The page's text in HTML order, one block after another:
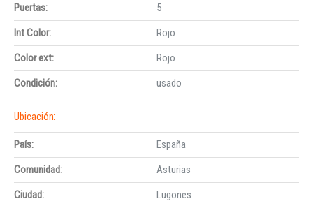
Puertas:
5
Int Color:
Rojo
Color ext:
Rojo
Condición:
usado
Ubicación:
País:
España
Comunidad:
Asturias
Ciudad:
Lugones